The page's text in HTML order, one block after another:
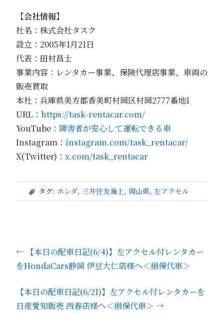
【会社情報】
社名：株式会社タスク
設立：2005年1月21日
代表：田村昌士
事業内容：レンタカー事業、保険代理店事業、車両の
販売買取
本社：兵庫県美方郡香美町村岡区村岡2777番地1
URL： https://task-rentacar.com/
YouTube： 障害者が安心して運転できる車
Instagram： instagram.com/task_rentacar/
X(Twitter)： x.com/task_rentacar
, タグ: ホンダ, 三井住友海上, 岡山県, 左アクセル
← 【本日の配車日記(6/4)】左アクセル付レンタカー
をHondaCars静岡 伊豆大仁店様へ＜損保代車＞
【本日の配車日記(6/21)】左アクセル付レンタカーを
日産愛知販売 西春店様へ＜損保代車＞ →